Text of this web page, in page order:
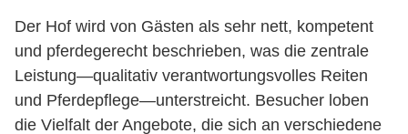
Der Hof wird von Gästen als sehr nett, kompetent
und pferdegerecht beschrieben, was die zentrale
Leistung—qualitativ verantwortungsvolles Reiten
und Pferdepflege—unterstreicht. Besucher loben
die Vielfalt der Angebote, die sich an verschiedene